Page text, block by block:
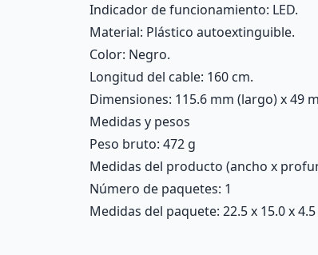
Indicador de funcionamiento: LED.
Material: Plástico autoextinguible.
Color: Negro.
Longitud del cable: 160 cm.
Dimensiones: 115.6 mm (largo) x 49
Medidas y pesos
Peso bruto: 472 g
Medidas del producto (ancho x
Número de paquetes: 1
Medidas del paquete: 22.5 x 15.0 x